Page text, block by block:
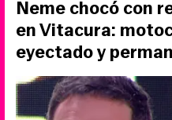
Neme chocó con
en Vitacura:
eyectado y